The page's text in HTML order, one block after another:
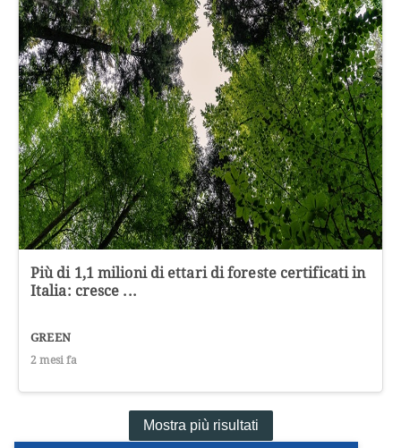
Più di 1,1 milioni di ettari di foreste certificati in
Italia: cresce ...
GREEN
2 mesi fa
Mostra più risultati